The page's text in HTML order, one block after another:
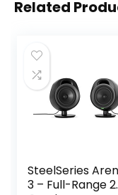
Related
SteelSeries
3 – Full-Range